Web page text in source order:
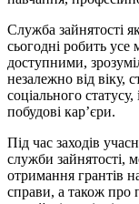
Служба зайнятості
сьогодні робить
доступними,
незалежно від віку,
соціального
побудові кар’єри.
Під час заходів
служби зайнятості,
отримання грантів
справи, а також про